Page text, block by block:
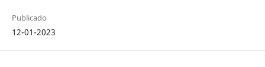
Publicado
12-01-2023